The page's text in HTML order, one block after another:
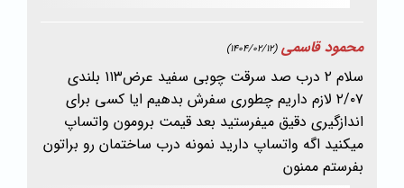
محمود قاسمی (1404/02/12)
سلام ۲ درب صد سرقت چوبی سفید عرض۱۱۳ بلندی
۲/۰۷ لازم داریم چطوری سفرش بدهیم ایا کسی برای
اندازگیری دقیق میفرستید بعد قیمت برومون واتساپ
میکنید اگه واتساپ دارید نمونه درب ساختمان رو براتون
بفرستم ممنون